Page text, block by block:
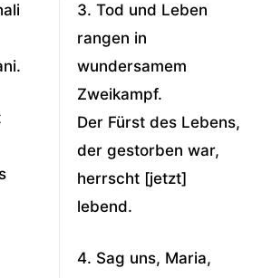
3. Tod und Leben
rangen in
wundersamem
Zweikampf.
Der Fürst des Lebens,
der gestorben war,
herrscht [jetzt]
lebend.
4. Sag uns, Maria,